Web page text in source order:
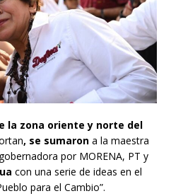
de la zona oriente y norte del
, se sumaron a la maestra
por MORENA, PT y
con una serie de ideas en el
para el Cambio”.